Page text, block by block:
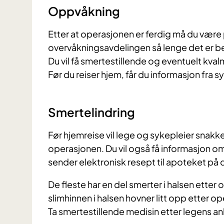
Oppvåkning
Etter at operasjonen er ferdig må du
overvåkningsavdelingen så lenge det er
Du vil få smertestillende og eventuelt
Før du reiser hjem, får du informasjon fra
Smertelindring
Før hjemreise vil lege og sykepleier
operasjonen. Du vil også få informasjon
sender elektronisk resept til apoteket på
De fleste har en del smerter i halsen
slimhinnen i halsen hovner litt opp etter
Ta smertestillende medisin etter legens